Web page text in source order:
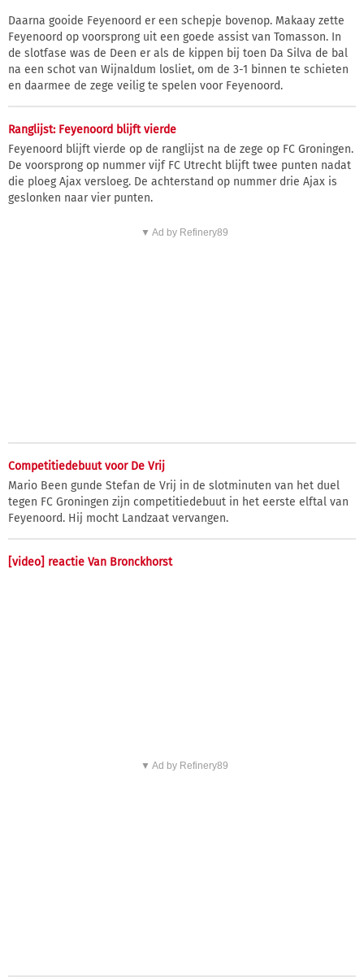
Daarna gooide Feyenoord er een schepje bovenop. Makaay zette
Feyenoord op voorsprong uit een goede assist van Tomasson. In
de slotfase was de Deen er als de kippen bij toen Da Silva de bal
na een schot van Wijnaldum losliet, om de 3-1 binnen te schieten
en daarmee de zege veilig te spelen voor Feyenoord.
Ranglijst: Feyenoord blijft vierde
Feyenoord blijft vierde op de ranglijst na de zege op FC Groningen.
De voorsprong op nummer vijf FC Utrecht blijft twee punten nadat
die ploeg Ajax versloeg. De achterstand op nummer drie Ajax is
geslonken naar vier punten.
▼ Ad by Refinery89
Competitiedebuut voor De Vrij
Mario Been gunde Stefan de Vrij in de slotminuten van het duel
tegen FC Groningen zijn competitiedebuut in het eerste elftal van
Feyenoord. Hij mocht Landzaat vervangen.
[video] reactie Van Bronckhorst
▼ Ad by Refinery89